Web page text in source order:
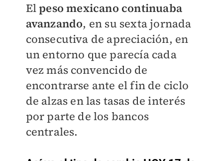
Elpeso mexicano continuaba
avanzando, en su sexta jornada
consecutiva de apreciación, en
un entorno que parecía cada
vez más convencido de
encontrarse ante el fin de ciclo
de alzas en las tasas de interés
por parte de los bancos
centrales.